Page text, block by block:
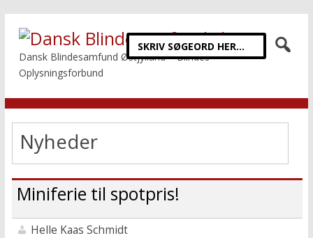
Dansk Blindesamfund Østjylland – Blindes
Oplysningsforbund
Nyheder
Miniferie til spotpris!
Helle Kaas Schmidt